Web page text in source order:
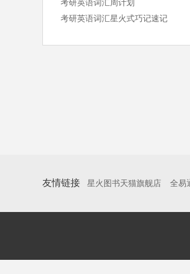
考研英语词汇周计划
考研英语词汇星火式巧记速记
友情链接 星火图书天猫旗舰店 全易